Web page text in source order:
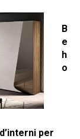
B
e
h
o
per